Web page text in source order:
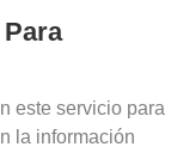
este servicio para
la información